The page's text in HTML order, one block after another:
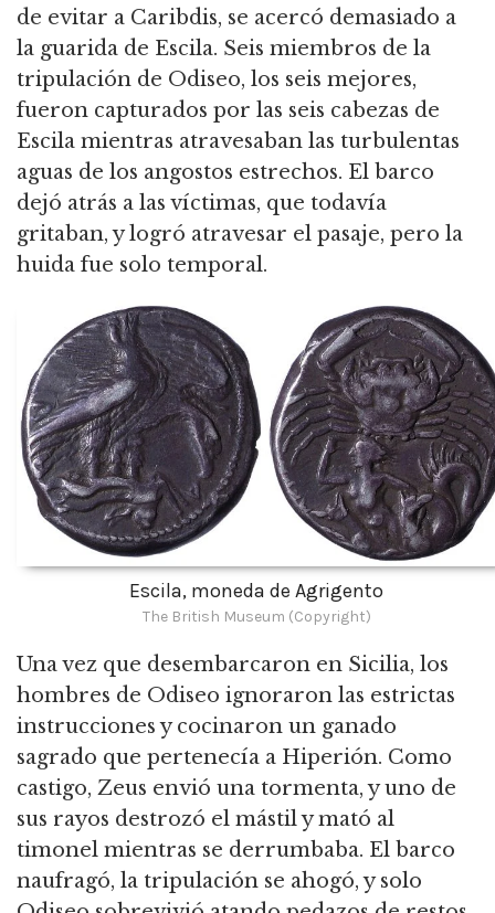
de evitar a Caribdis, se acercó demasiado a
la guarida de Escila. Seis miembros de la
tripulación de Odiseo, los seis mejores,
fueron capturados por las seis cabezas de
Escila mientras atravesaban las turbulentas
aguas de los angostos estrechos. El barco
dejó atrás a las víctimas, que todavía
gritaban, y logró atravesar el pasaje, pero la
huida fue solo temporal.
Escila, moneda de Agrigento
The British Museum (Copyright)
Una vez que desembarcaron en Sicilia, los
hombres de Odiseo ignoraron las estrictas
instrucciones y cocinaron un ganado
sagrado que pertenecía a Hiperión. Como
castigo, Zeus envió una tormenta, y uno de
sus rayos destrozó el mástil y mató al
timonel mientras se derrumbaba. El barco
naufragó, la tripulación se ahogó, y solo